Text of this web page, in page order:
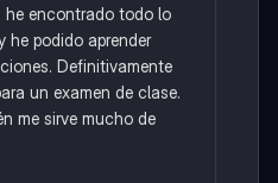
he encontrado todo lo
he podido aprender
Definitivamente
un examen de clase.
me sirve mucho de